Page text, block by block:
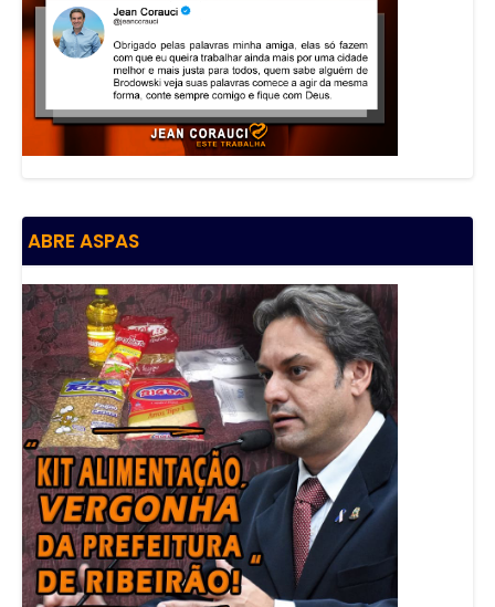
ABRE ASPAS